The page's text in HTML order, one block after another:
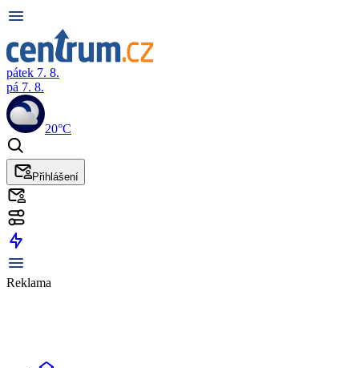
pátek 7. 8.
pá 7. 8.
20°C
Přihlášení
Reklama